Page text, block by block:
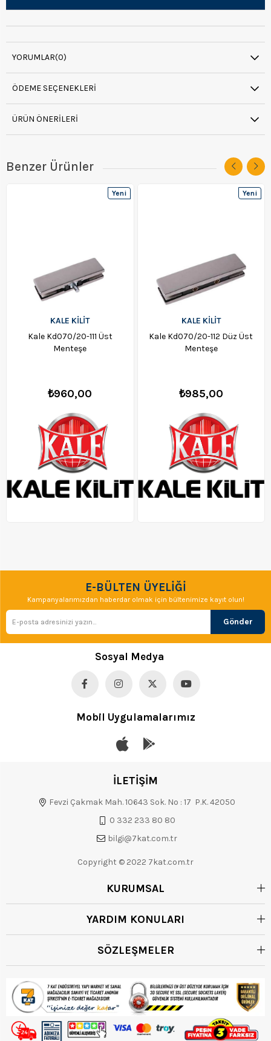
YORUMLAR(0)
ÖDEME SEÇENEKLERI
ÜRÜN ÖNERILERI
Benzer Ürünler
KALE KİLİT
Kale Kd070/20-111 Üst
Menteşe
₺960,00
Yeni
KALE KİLİT
Kale Kd070/20-112 Düz Üst
Menteşe
₺985,00
Yeni
E-BÜLTEN ÜYELİĞİ
Kampanyalarımızdan haberdar olmak için bültenimize kayıt olun!
Gönder
Sosyal Medya
Mobil Uygulamalarımız
İLETİŞİM
Fevzi Çakmak Mah. 10643 Sok. No : 17 P.K. 42050
0 332 233 80 80
bilgi@7kat.com.tr
Copyright © 2022 7kat.com.tr
KURUMSAL
YARDIM KONULARI
SÖZLEŞMELER